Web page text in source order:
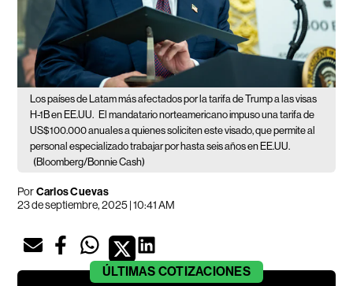
Los países de Latam más afectados por la tarifa de Trump a las visas
H-1B en EE.UU. El mandatario norteamericano impuso una tarifa de
US$100.000 anuales a quienes soliciten este visado, que permite al
personal especializado trabajar por hasta seis años en EE.UU.
(Bloomberg/Bonnie Cash)
PorCarlos Cuevas
23 de septiembre, 2025 | 10:41 AM
ÚLTIMAS COTIZACIONES